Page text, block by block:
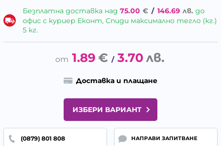
Безплатна доставка над 75.00 € / 146.69 лв. до
офис с куриер Еконт, Спиди максимално тегло (кг.)
5 кг.
1.89 € / 3.70 лв.
Доставка и плащане
ИЗБЕРИ ВАРИАНТ
(0879) 801 808 НАПРАВИ ЗАПИТВАНЕ